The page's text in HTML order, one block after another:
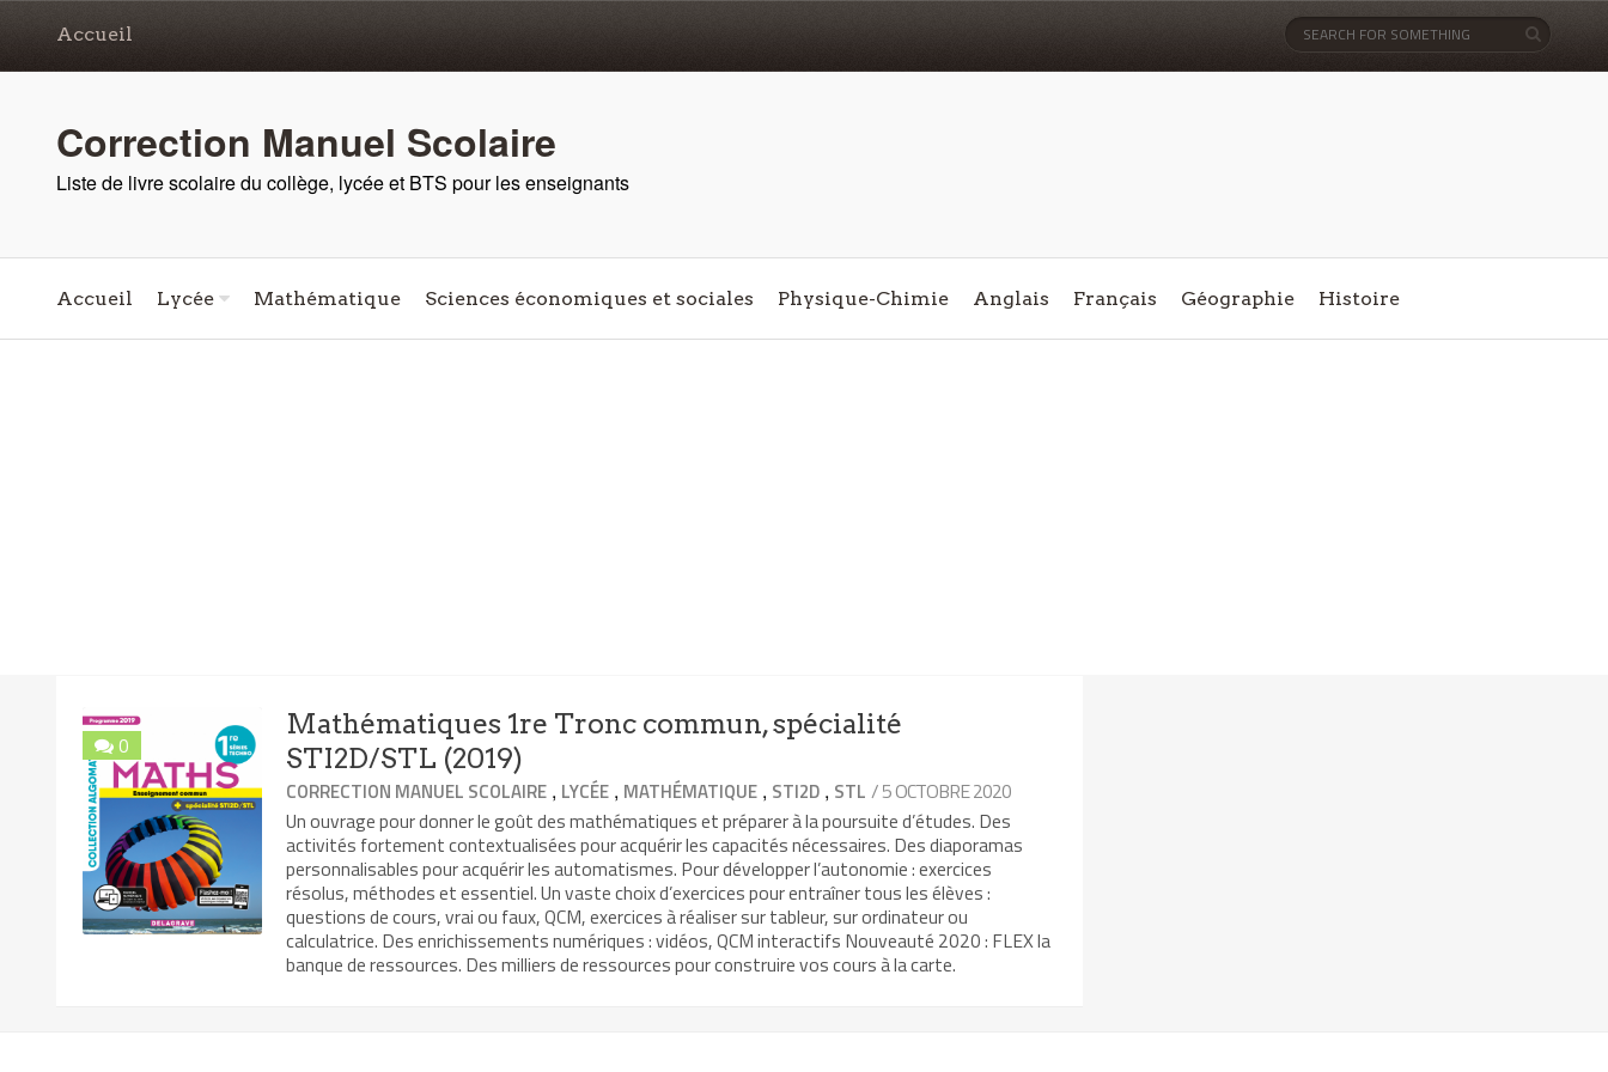
Accueil
Correction Manuel Scolaire
Liste de livre scolaire du collège, lycée et BTS pour les enseignants
Accueil Lycée Mathématique Sciences économiques et sociales Physique-Chimie Anglais Français Géographie Histoire
0
Mathématiques 1re Tronc commun, spécialité
STI2D/STL (2019)
CORRECTION MANUEL SCOLAIRE , LYCÉE , MATHÉMATIQUE , STI2D , STL / 5 OCTOBRE 2020
Un ouvrage pour donner le goût des mathématiques et préparer à la poursuite d’études. Des
activités fortement contextualisées pour acquérir les capacités nécessaires. Des diaporamas
personnalisables pour acquérir les automatismes. Pour développer l’autonomie : exercices
résolus, méthodes et essentiel. Un vaste choix d’exercices pour entraîner tous les élèves :
questions de cours, vrai ou faux, QCM, exercices à réaliser sur tableur, sur ordinateur ou
calculatrice. Des enrichissements numériques : vidéos, QCM interactifs Nouveauté 2020 : FLEX la
banque de ressources. Des milliers de ressources pour construire vos cours à la carte.